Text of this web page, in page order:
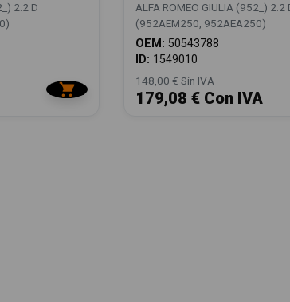
2.2 D
ALFA ROMEO GIULIA (952_) 2.2
(952AEM250, 952AEA250)
OEM: 50543788
ID: 1549010
148,00 € Sin IVA
179,08 € Con IVA